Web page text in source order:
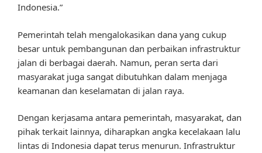
Indonesia.”
Pemerintah telah mengalokasikan dana yang cukup
besar untuk pembangunan dan perbaikan infrastruktur
jalan di berbagai daerah. Namun, peran serta dari
masyarakat juga sangat dibutuhkan dalam menjaga
keamanan dan keselamatan di jalan raya.
Dengan kerjasama antara pemerintah, masyarakat, dan
pihak terkait lainnya, diharapkan angka kecelakaan lalu
lintas di Indonesia dapat terus menurun. Infrastruktur